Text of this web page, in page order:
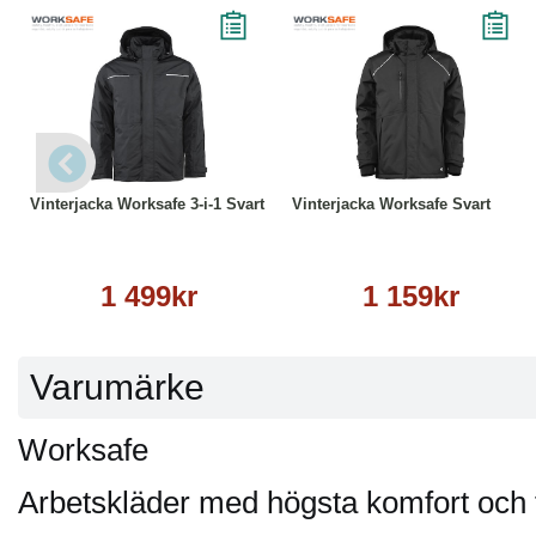
Vinterjacka Worksafe 3-i-1 Svart
1 499kr
Vinterjacka Worksafe Svart
1 159kr
Varumärke
Worksafe
Arbetskläder med högsta komfort och